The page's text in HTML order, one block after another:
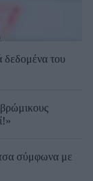
δεδομένα του
σύμφωνα με